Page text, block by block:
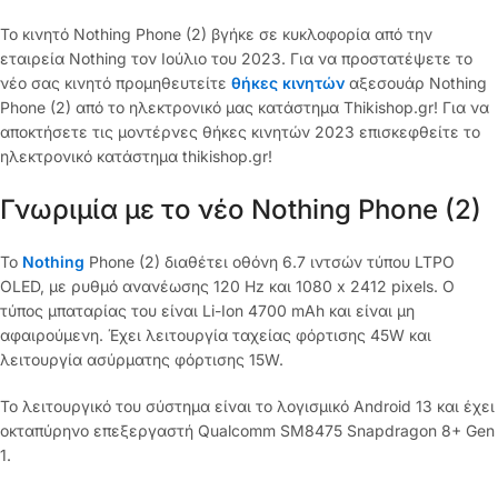
Το κινητό Nothing Phone (2) βγήκε σε κυκλοφορία από την
εταιρεία Nothing τον Ιούλιο του 2023. Για να προστατέψετε το
νέο σας κινητό προμηθευτείτε θήκες κινητών αξεσουάρ Nothing
Phone (2) από το ηλεκτρονικό μας κατάστημα Thikishop.gr! Για να
αποκτήσετε τις μοντέρνες θήκες κινητών 2023 επισκεφθείτε το
ηλεκτρονικό κατάστημα thikishop.gr!
Γνωριμία με το νέο Nothing Phone (2)
Το Nothing Phone (2) διαθέτει οθόνη 6.7 ιντσών τύπου LTPO
OLED, με ρυθμό ανανέωσης 120 Hz και 1080 x 2412 pixels. Ο
τύπος μπαταρίας του είναι Li-Ion 4700 mAh και είναι μη
αφαιρούμενη. Έχει λειτουργία ταχείας φόρτισης 45W και
λειτουργία ασύρματης φόρτισης 15W.
Το λειτουργικό του σύστημα είναι το λογισμικό Android 13 και έχει
οκταπύρηνο επεξεργαστή Qualcomm SM8475 Snapdragon 8+ Gen
1.